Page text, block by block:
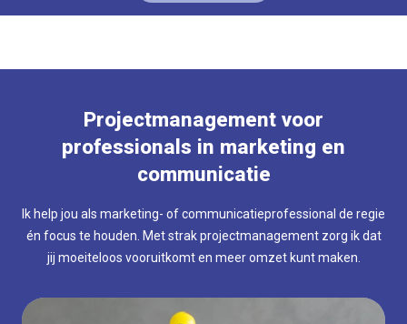
Projectmanagement voor
professionals in marketing en
communicatie
Ik help jou als marketing- of communicatieprofessional de regie
én focus te houden. Met strak projectmanagement zorg ik dat
jij moeiteloos vooruitkomt en meer omzet kunt maken.